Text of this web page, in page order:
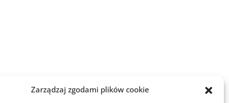
Zarządzaj zgodami plików cookie